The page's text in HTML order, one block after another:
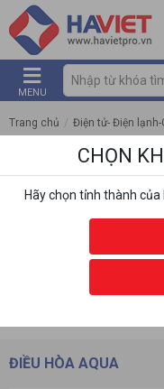
MENU
Trang chủ / Điện tử- Điện lạnh-
ĐIỀU HÒA AQUA
CHỌN
Hãy chọn tỉnh thành